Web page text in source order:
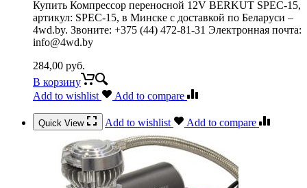
Купить Компрессор переносной 12V BERKUT SPEC-15,
артикул: SPEC-15, в Минске с доставкой по Беларуси –
4wd.by. Звоните: +375 (44) 472-81-31 Электронная почта:
info@4wd.by
284,00 руб.
В корзину
Add to wishlist
Add to compare
Quick View Add to wishlist Add to compare